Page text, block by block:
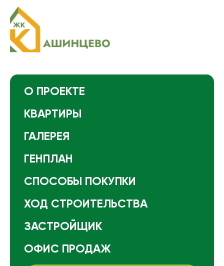
О ПРОЕКТЕ
КВАРТИРЫ
ГАЛЕРЕЯ
ГЕНПЛАН
СПОСОБЫ ПОКУПКИ
ХОД СТРОИТЕЛЬСТВА
ЗАСТРОЙЩИК
ОФИС ПРОДАЖ